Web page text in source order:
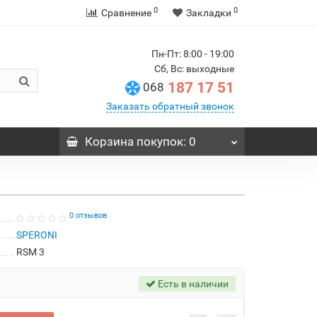
Сравнение 0 Закладки 0
Пн-Пт: 8:00 - 19:00
Сб, Вс: выходные
068 187 17 51
Заказать обратный звонок
Корзинапокупок: 0
0 отзывов
SPERONI
RSM 3
Есть в наличии